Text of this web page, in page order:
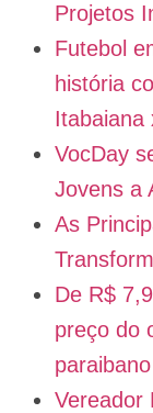
Projetos
Futebol
história
Itabaiana
VocDay
Jovens a
As
De R$
preço do
paraibano
Vereador